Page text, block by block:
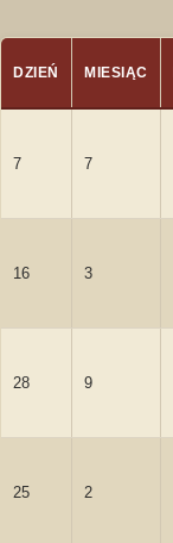
DZIEŃ MIESIĄC
7 7
16 3
28 9
25 2